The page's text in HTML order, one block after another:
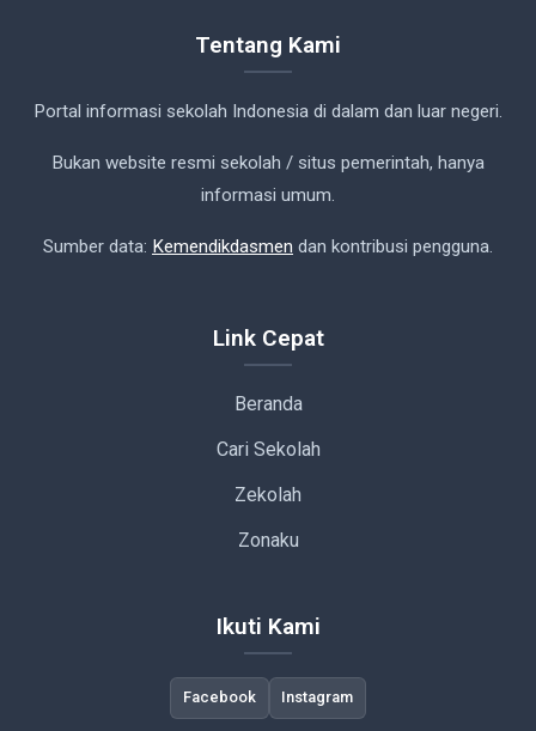
Tentang Kami
Portal informasi sekolah Indonesia di dalam dan luar negeri.
Bukan website resmi sekolah / situs pemerintah, hanya
informasi umum.
Sumber data: Kemendikdasmen dan kontribusi pengguna.
Link Cepat
Beranda
Cari Sekolah
Zekolah
Zonaku
Ikuti Kami
Facebook Instagram